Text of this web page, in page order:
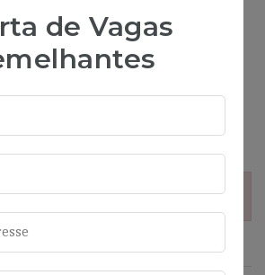
ser de tu interés.
caducada!
de Vagas